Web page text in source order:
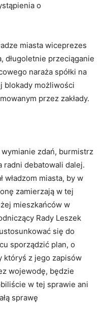
o
miasta wiceprezes
długoletnie przeciąganie
naraża spółki na
blokady możliwości
przez zakłady.
zdań, burmistrz
radni debatowali dalej.
władzom miasta, by w
zamierzają w tej
mieszkańców w
Rady Leszek
się do
sporządzić plan, o
któryś z jego zapisów
wojewodę, będzie
w tej sprawie ani
sprawę